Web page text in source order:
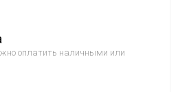
оплатить наличными или